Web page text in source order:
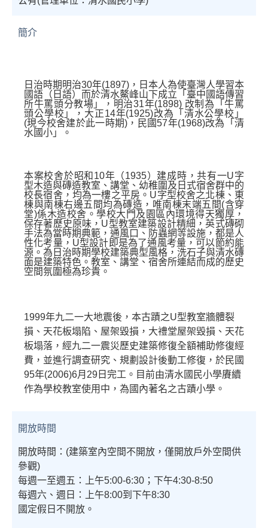
簡介
日治時期明治30年(1897)，日本人為使臺灣人學習本
國語（日語）而於清水鰲峰山下成立「臺中國語傳習
所牛罵頭分教場」，明治31年(1898) 改制為
「牛罵
頭公學校」，大正14年(1925)改為「清水公學校」
(現今校舍建於此一時期)，民國57年(1968)改為「清
水國小」。
本案校舍於昭和 10年（1935）建成時，共有一U字
型木造與磚造教室、講堂、幼稚圍及日式宿舍群中的
校長宿舍，均為一樓之平房。 U字型校舍之北棟、東
棟與南棟右邊五間均為磚造，唯南棟末端五間(含穿
堂)係木造校舍。學校大門及園區內環境得天獨厚，
保存著歷史原味， U型教室建築設計精細，英式磚砌
手法為當時期典範，通風口、防蟲網等設施，都是人
性化考量， U型設計即是為了通風考量，可以節約能
源。為日治時期學校建築典型風格，洗石子與清水磚
面是建築特色。教室、講堂、宿舍所連結而成的歷史
空間氛圍極為珍貴。
1999年九二一大地震後，本古蹟之U型教室牆體裂
損、天花板塌陷、屋架毀損，大禮堂屋架毀損、天花
板塌落，經九二一震災歷史建築修復全額補助修復經
費，並進行調查研究、規劃設計後動工修復，於民國
95年(2006)6月 29 日完工。目前由清水國民小學賡續
作為學校教室使用中，為國內著名之古蹟小學。
開放時間
開放時間：(建築室內空間不開放，僅開放戶外空間供
參觀)
每週一至週五：上午5:00-6:30；下午4:30-8:50
每週六、週日：上午8:00到下午8:30
國定假日不開放。